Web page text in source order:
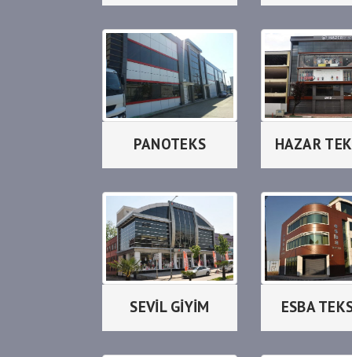
PANOTEKS HAZAR
SEVİL GİYİM ESBA